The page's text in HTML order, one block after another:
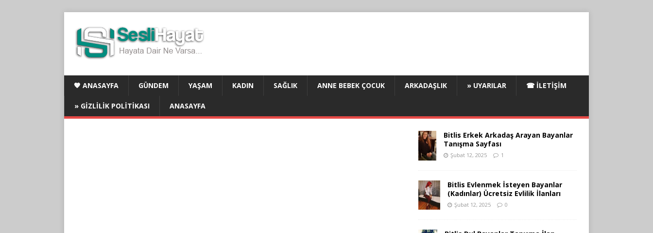
🧡 ANASAYFA GÜNDEM YAŞAM KADIN SAĞLIK ANNE BEBEK ÇOCUK ARKADAŞLIK » UYARILAR ☎ İLETIŞIM
» GIZLILIK POLITIKASI ANASAYFA
Bitlis Erkek Arkadaş Arayan Bayanlar
Tanışma Sayfası
Şubat 12, 2025 1
Bitlis Evlenmek İsteyen Bayanlar
(Kadınlar) Ücretsiz Evlilik İlanları
Şubat 12, 2025 0